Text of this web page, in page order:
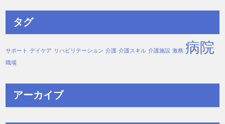
タグ
サポート デイケア リハビリテーション 介護 介護スキル 介護施設 激務 病院
職場
アーカイブ